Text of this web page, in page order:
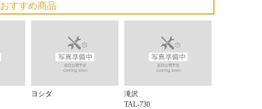
おすすめ商品
ヨシダ
滝沢
TAL-730